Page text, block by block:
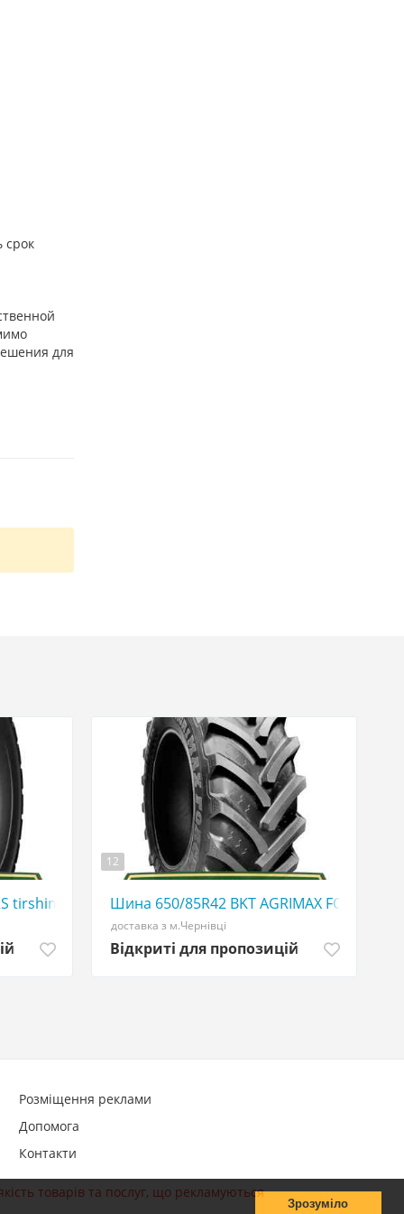
Зрозуміло
срок
для
tirshina - АГРОШИНА ☎️ 0507773380
12
Шина 650/85R42 BKT AGRIMAX FORCE
доставка з м.Чернівці
Відкриті для пропозицій
Розміщення реклами
Допомога
Контакти
товарів та послуг, що рекламуються